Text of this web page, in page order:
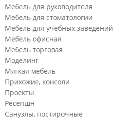
Мебель для руководителя
Мебель для стоматологии
Мебель для учебных заведений
Мебель офисная
Мебель торговая
Моделинг
Мягкая мебель
Прихожие, консоли
Проекты
Ресепшн
Санузлы, постирочные